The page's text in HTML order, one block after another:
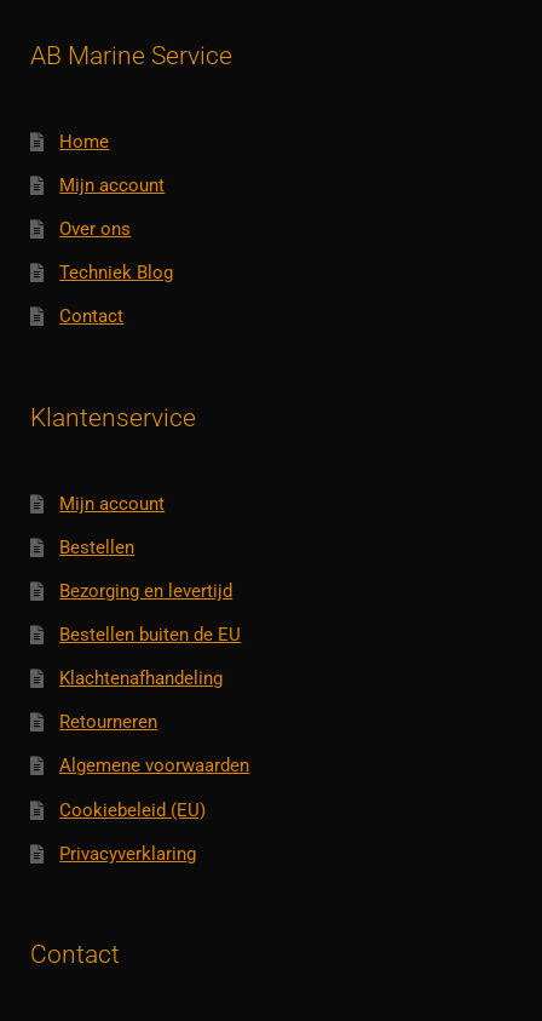
AB Marine Service
Home
Mijn account
Over ons
Techniek Blog
Contact
Klantenservice
Mijn account
Bestellen
Bezorging en levertijd
Bestellen buiten de EU
Klachtenafhandeling
Retourneren
Algemene voorwaarden
Cookiebeleid (EU)
Privacyverklaring
Contact